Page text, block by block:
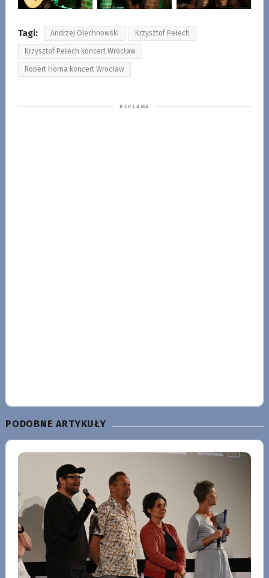
Tagi: Andrzej Olechnowski Krzysztof Pełech
Krzysztof Pełech koncert Wrocław
Robert Horna koncert Wrocław
PODOBNE ARTYKUŁY